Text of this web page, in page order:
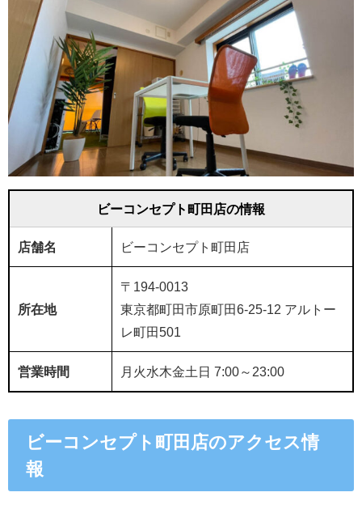
ビーコンセプト町田店の情報
店舗名 ビーコンセプト町田店
所在地
〒194-0013
東京都町田市原町田6-25-12 アルトー
レ町田501
営業時間 月火水木金土日 7:00～23:00
ビーコンセプト町田店のアクセス情
報